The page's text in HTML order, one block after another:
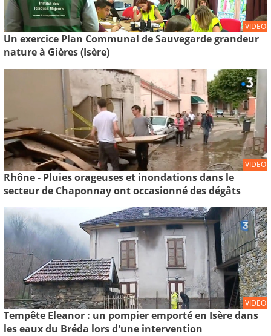
VIDEO
Un exercice Plan Communal de Sauvegarde grandeur
nature à Gières (Isère)
VIDEO
Rhône - Pluies orageuses et inondations dans le
secteur de Chaponnay ont occasionné des dégâts
VIDEO
Tempête Eleanor : un pompier emporté en Isère dans
les eaux du Bréda lors d'une intervention